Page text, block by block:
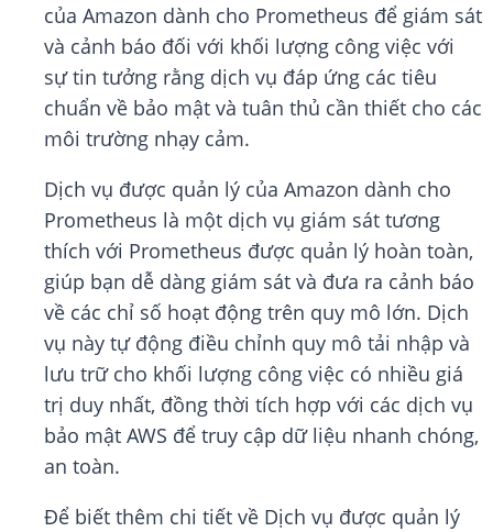
của Amazon dành cho Prometheus để giám sát
và cảnh báo đối với khối lượng công việc với
sự tin tưởng rằng dịch vụ đáp ứng các tiêu
chuẩn về bảo mật và tuân thủ cần thiết cho các
môi trường nhạy cảm.
Dịch vụ được quản lý của Amazon dành cho
Prometheus là một dịch vụ giám sát tương
thích với Prometheus được quản lý hoàn toàn,
giúp bạn dễ dàng giám sát và đưa ra cảnh báo
về các chỉ số hoạt động trên quy mô lớn. Dịch
vụ này tự động điều chỉnh quy mô tải nhập và
lưu trữ cho khối lượng công việc có nhiều giá
trị duy nhất, đồng thời tích hợp với các dịch vụ
bảo mật AWS để truy cập dữ liệu nhanh chóng,
an toàn.
Để biết thêm chi tiết về Dịch vụ được quản lý